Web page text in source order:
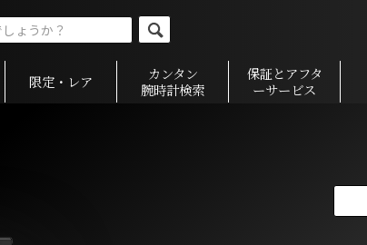
限定・レア
カンタン
腕時計検索
保証とアフタ
ーサービス